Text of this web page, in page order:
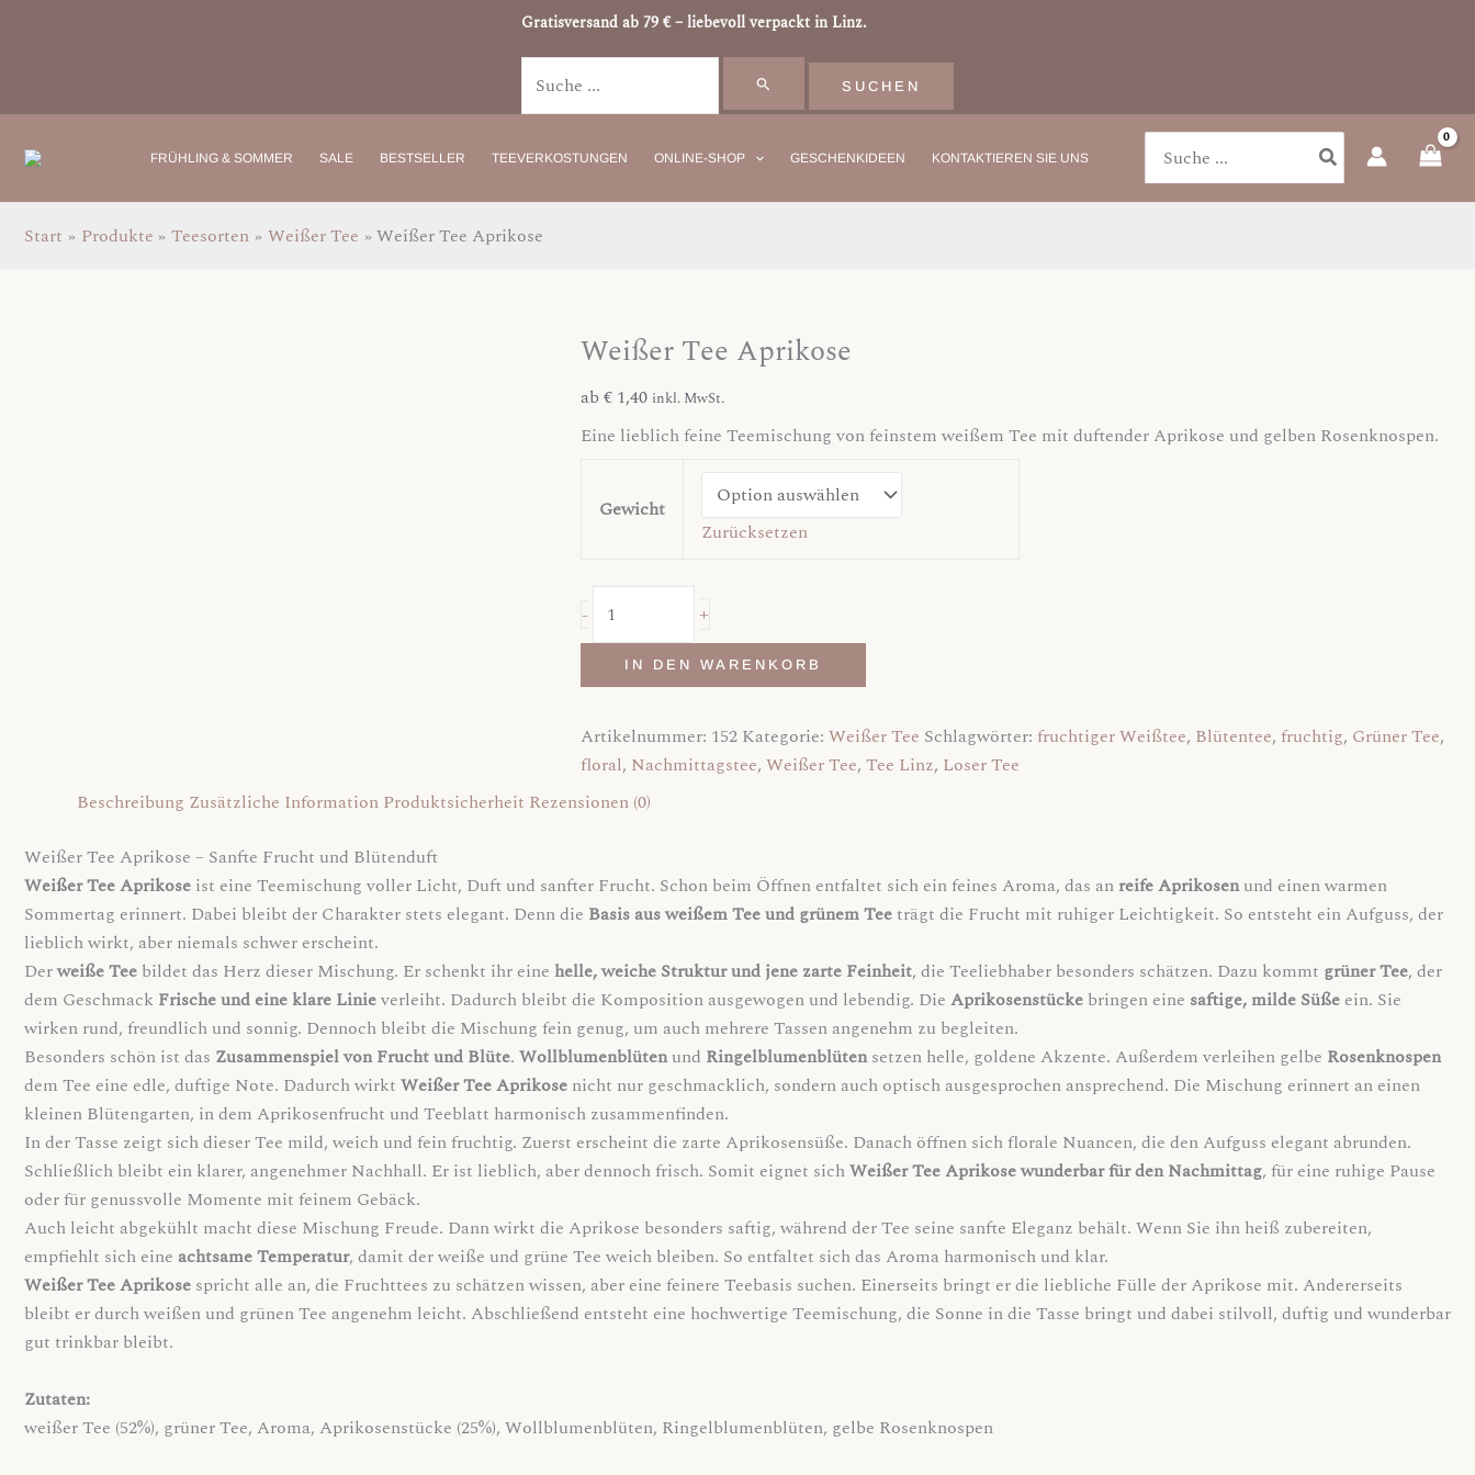
Gratisversand ab 79 € – liebevoll verpackt in Linz.
Suchen
FRÜHLING & SOMMER SALE BESTSELLER TEEVERKOSTUNGEN ONLINE-SHOP GESCHENKIDEEN KONTAKTIEREN SIE UNS
Search
for:
Start Produkte Teesorten Weißer Tee Weißer Tee Aprikose
Weißer Tee Aprikose
ab € 1,40 inkl. MwSt.
Eine lieblich feine Teemischung von feinstem weißem Tee mit duftender Aprikose und gelben Rosenknospen.
Gewicht
Zurücksetzen
-
Weißer
Menge
+
IN DEN WARENKORB
Artikelnummer: 152 Kategorie: Weißer Tee Schlagwörter: fruchtiger Weißtee, Blütentee, fruchtig, Grüner Tee,
floral, Nachmittagstee, Weißer Tee, Tee Linz, Loser Tee
Beschreibung Zusätzliche Information Produktsicherheit Rezensionen (0)
Weißer Tee Aprikose – Sanfte Frucht und Blütenduft
Weißer Tee Aprikose ist eine Teemischung voller Licht, Duft und sanfter Frucht. Schon beim Öffnen entfaltet sich ein feines Aroma, das an reife Aprikosenund einen warmen
Sommertag erinnert. Dabei bleibt der Charakter stets elegant. Denn die Basis aus weißem Tee und grünem Tee trägt die Frucht mit ruhiger Leichtigkeit. So entsteht ein Aufguss, der
lieblich wirkt, aber niemals schwer erscheint.
Derweiße Tee bildet das Herz dieser Mischung. Er schenkt ihr eine helle, weiche Struktur und jene zarte Feinheit, die Teeliebhaber besonders schätzen. Dazu kommt grüner Tee, der
dem Geschmack Frische und eine klare Linieverleiht. Dadurch bleibt die Komposition ausgewogen und lebendig. Die Aprikosenstücke bringen eine saftige, milde Süße ein. Sie
wirken rund, freundlich und sonnig. Dennoch bleibt die Mischung fein genug, um auch mehrere Tassen angenehm zu begleiten.
Besonders schön ist das Zusammenspiel von Frucht und Blüte. Wollblumenblütenund Ringelblumenblütensetzen helle, goldene Akzente. Außerdem verleihen gelbe Rosenknospen
dem Tee eine edle, duftige Note. Dadurch wirkt Weißer Tee Aprikose nicht nur geschmacklich, sondern auch optisch ausgesprochen ansprechend. Die Mischung erinnert an einen
kleinen Blütengarten, in dem Aprikosenfrucht und Teeblatt harmonisch zusammenfinden.
In der Tasse zeigt sich dieser Tee mild, weich und fein fruchtig. Zuerst erscheint die zarte Aprikosensüße. Danach öffnen sich florale Nuancen, die den Aufguss elegant abrunden.
Schließlich bleibt ein klarer, angenehmer Nachhall. Er ist lieblich, aber dennoch frisch. Somit eignet sichWeißer Tee Aprikosewunderbar für den Nachmittag, für eine ruhige Pause
oder für genussvolle Momente mit feinem Gebäck.
Auch leicht abgekühlt macht diese Mischung Freude. Dann wirkt die Aprikose besonders saftig, während der Tee seine sanfte Eleganz behält. Wenn Sie ihn heiß zubereiten,
empfiehlt sich eine achtsame Temperatur, damit der weiße und grüne Tee weich bleiben. So entfaltet sich das Aroma harmonisch und klar.
Weißer Tee Aprikose spricht alle an, die Fruchttees zu schätzen wissen, aber eine feinere Teebasis suchen. Einerseits bringt er die liebliche Fülle der Aprikose mit. Andererseits
bleibt er durch weißen und grünen Tee angenehm leicht. Abschließend entsteht eine hochwertige Teemischung, die Sonne in die Tasse bringt und dabei stilvoll, duftig und wunderbar
gut trinkbar bleibt.
Zutaten:
weißer Tee (52%), grüner Tee, Aroma, Aprikosenstücke (25%), Wollblumenblüten, Ringelblumenblüten, gelbe Rosenknospen